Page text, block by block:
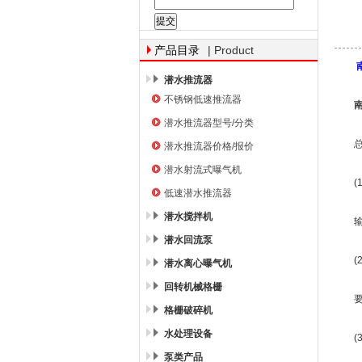
南京南蓝环保产业有限公司
产品目录 | Product
潜水推流器
不锈钢低速推流器
潜水推流器型号/分类
潜水推流器价格/报价
潜水射流式曝气机
低速潜水推流器
潜水搅拌机
潜水回流泵
潜水离心曝气机
回转机械格栅
格栅破碎机
水处理设备
泵类产品
总
(1)
输
(2)
要
(3)